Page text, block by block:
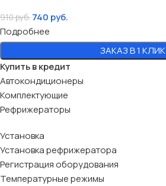
910руб. 740 руб.
Подробнее
ЗАКАЗ В 1 КЛИК
Купить в кредит
Автокондиционеры
Комплектующие
Рефрижераторы
Установка
Установка рефрижератора
Регистрация оборудования
Температурные режимы